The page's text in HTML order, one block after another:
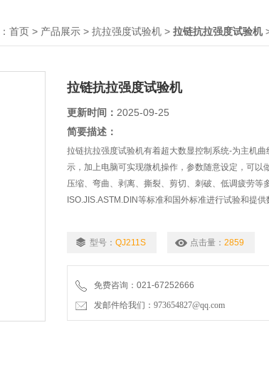
首页 > 产品展示 > 抗拉强度试验机 > 拉链抗拉强度试验机
拉链抗拉强度试验机
更新时间： 2025-09-25
简要描述：
拉链抗拉强度试验机有着超大数显控制系统-为主机
示，加上电脑可实现微机操作，参数随意设定，可以
压缩、弯曲、剥离、撕裂、剪切、刺破、低调疲劳等
ISO.JIS.ASTM.DIN等标准和国外标准进行试验和提供
型号： QJ211S 点击量： 2859
免费咨询：021-67252666
发邮件给我们：973654827@qq.com